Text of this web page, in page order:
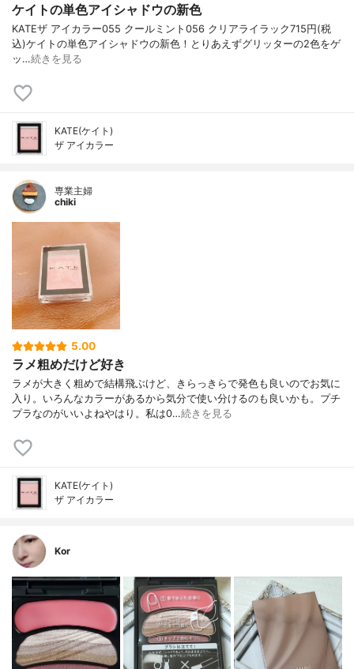
ケイトの単色アイシャドウの新色
KATE ザ アイカラー 055 クールミント 056 クリアライラック 715円(税
込) ケイトの単色アイシャドウの新色！ とりあえずグリッターの2色をゲ
ッ…続きを見る
KATE(ケイト)
ザ アイカラー
専業主婦
chiki
5.00
ラメ粗めだけど好き
ラメが大きく粗めで結構飛ぶけど、きらっきらで発色も良いのでお気に
入り。いろんなカラーがあるから気分で使い分けるのも良いかも。プチ
プラなのがいいよねやはり。私は0…続きを見る
KATE(ケイト)
ザ アイカラー
Kor